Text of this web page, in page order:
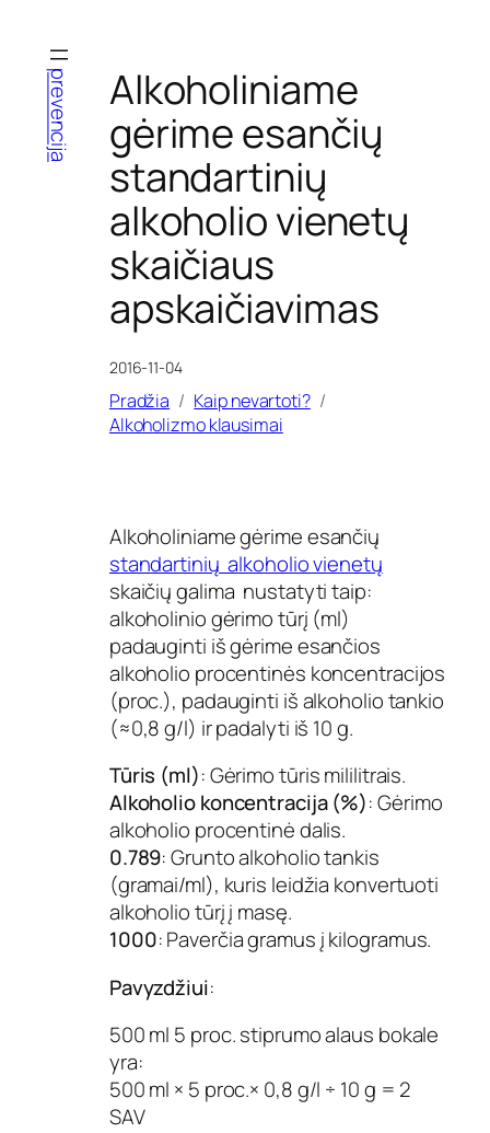
turinio
prevencija
Alkoholiniame
gėrime esančių
standartinių
alkoholio vienetų
skaičiaus
apskaičiavimas
2016-11-04
Pradžia
Kaip nevartoti?
Alkoholizmo klausimai
Alkoholiniame gėrime esančių
standartinių alkoholio vienetų
skaičių galima nustatyti taip:
alkoholinio gėrimo tūrį (ml)
padauginti iš gėrime esančios
alkoholio procentinės koncentracijos
(proc.), padauginti iš alkoholio tankio
(≈0,8 g/l) ir padalyti iš 10 g.
Tūris (ml): Gėrimo tūris mililitrais.
Alkoholio koncentracija (%): Gėrimo
alkoholio procentinė dalis.
0.789: Grunto alkoholio tankis
(gramai/ml), kuris leidžia konvertuoti
alkoholio tūrį į masę.
1000: Paverčia gramus į kilogramus.
Pavyzdžiui:
500 ml 5 proc. stiprumo alaus bokale
yra:
500 ml × 5 proc.× 0,8 g/l ÷ 10 g = 2
SAV